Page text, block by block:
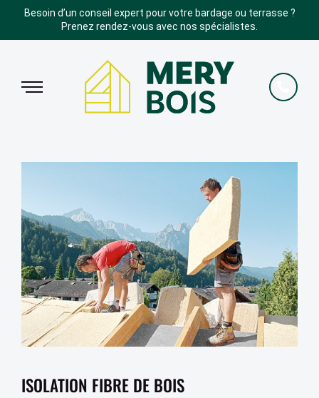
Besoin d’un conseil expert pour votre bardage ou terrasse ?
Prenez rendez-vous avec nos spécialistes.
ISOLATION FIBRE DE BOIS